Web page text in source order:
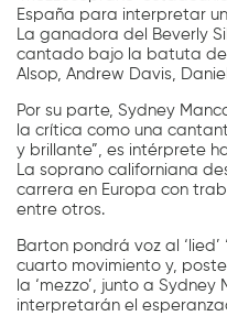
España para interpretar
La ganadora del Beverly
cantado bajo la batuta
Alsop, Andrew Davis,
Por su parte, Sydney
la crítica como una
y brillante”, es intérprete
La soprano californiana
carrera en Europa con
entre otros.
Barton pondrá voz al
cuarto movimiento y,
la ‘mezzo’, junto a
interpretarán el